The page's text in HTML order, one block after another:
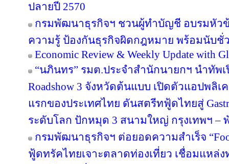
ปลายปี 2570
กรมพัฒนาธุรกิจฯ ชวนผู้ทำบัญชี อบรมหัวข้
ความรู้ ป้องกันธุรกิจผิดกฎหมาย พร้อมนับชั่ว
Economic Review & Weekly Update with
“นภินทร” รมต.ประจำสำนักนายกฯ นำทัพเปิ
Roadshow 3 จังหวัดต้นแบบ เปิดตัวแอปพลิเค
แรกของประเทศไทย ดันสตรีทฟู้ดไทยสู่
ระดับโลก ปักหมุด 3 สนามใหญ่ กรุงเทพฯ –
กรมพัฒนาธุรกิจฯ ต่อยอดความสำเร็จ
ฟู้ดทรัคไทยเจาะตลาดท่องเที่ยว เชื่อมแหล่ง